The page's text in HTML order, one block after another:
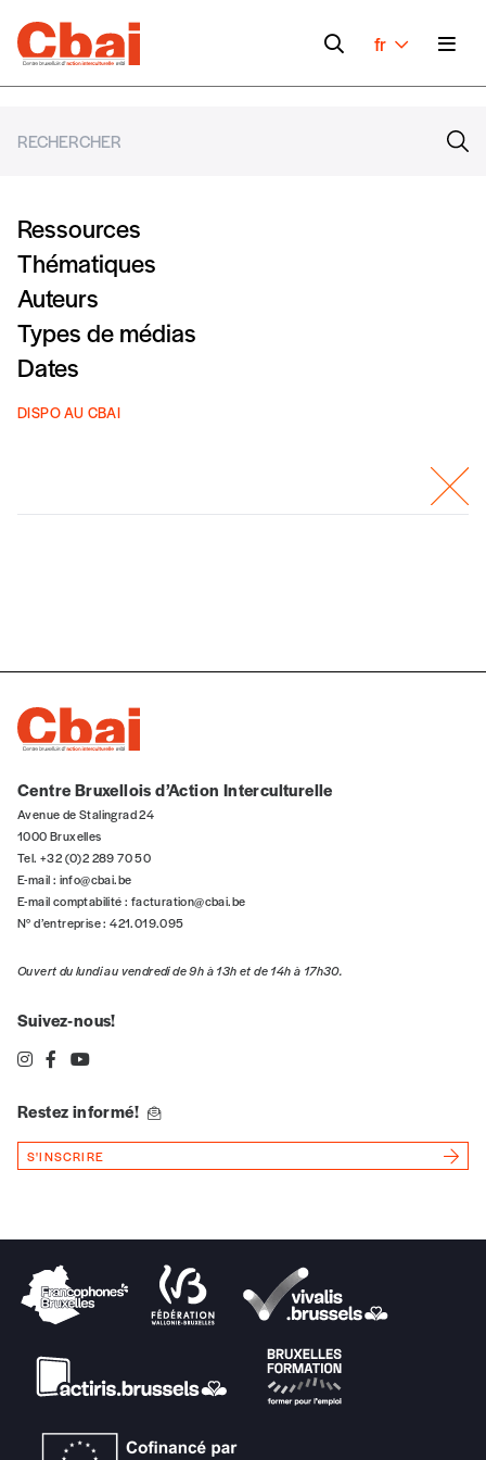
fr
Ressources
Thématiques
Auteurs
Types de médias
Dates
DISPO AU CBAI
Centre Bruxellois d’Action Interculturelle
Avenue de Stalingrad 24
1000 Bruxelles
Tel. +32 (0)2 289 70 50
E-mail : info@cbai.be
E-mail comptabilité : facturation@cbai.be
N° d’entreprise : 421.019.095
Ouvert du lundi au vendredi de 9h à 13h et de 14h à 17h30.
Suivez-nous!
Restez informé!
S'INSCRIRE